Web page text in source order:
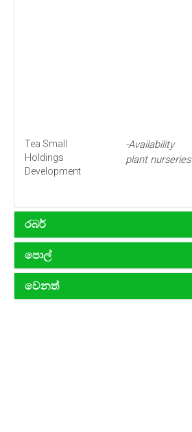
Tea Small
Holdings
Development
-Availability
plant nurseries
රබර්
පොල්
වෙනත්